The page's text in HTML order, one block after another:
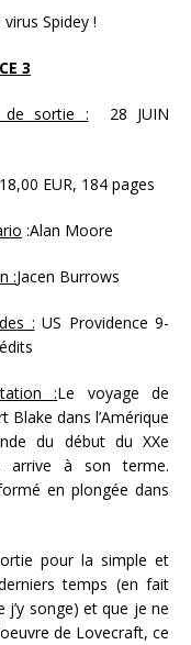
Spidey !
3
de sortie : 28 JUIN
18,00 EUR, 184 pages
:Alan Moore
:Jacen Burrows
: US Providence 9-
:Le voyage de
Blake dans l’Amérique
du début du XXe
arrive à son terme.
en plongée dans
pour la simple et
temps (en fait
songe) et que je ne
de Lovecraft, ce